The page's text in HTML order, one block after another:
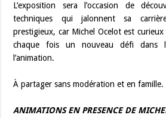
L’exposition sera l’occasion de
techniques qui jalonnent sa
prestigieux, car Michel Ocelot est
chaque fois un nouveau défi dans
l’animation.
À partager sans modération et en famille.
ANIMATIONS EN PRESENCE DE